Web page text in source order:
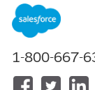
选中外部 ID 复
单击下一步
1-800-667-